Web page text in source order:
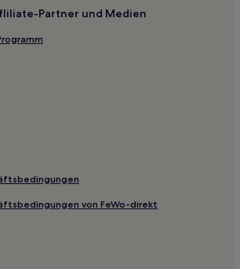
Partner und Medien
von FeWo-direkt